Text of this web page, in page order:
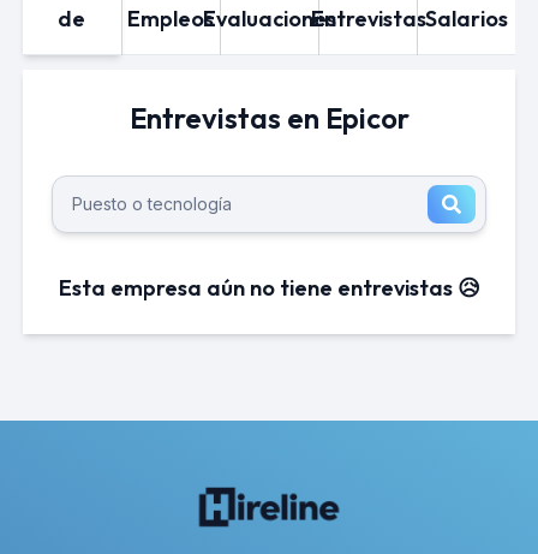
de
EmpleosEvaluacionesEntrevistasSalarios
Entrevistas en Epicor
Esta empresa aún no tiene entrevistas 😥